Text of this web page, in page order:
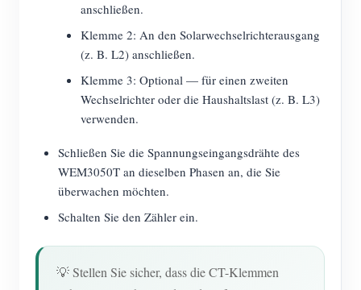
anschließen.
Klemme 2: An den Solarwechselrichterausgang
(z. B. L2) anschließen.
Klemme 3: Optional — für einen zweiten
Wechselrichter oder die Haushaltslast (z. B. L3)
verwenden.
Schließen Sie die Spannungseingangsdrähte des
WEM3050T an dieselben Phasen an, die Sie
überwachen möchten.
Schalten Sie den Zähler ein.
💡 Stellen Sie sicher, dass die CT-Klemmen